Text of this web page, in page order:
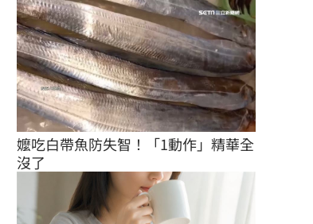
嬤吃白帶魚防失智！「1動作」精華全
沒了